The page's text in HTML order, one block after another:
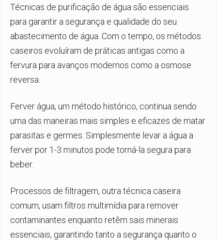
Técnicas de purificação de água são essenciais
para garantir a segurança e qualidade do seu
abastecimento de água. Com o tempo, os métodos
caseiros evoluíram de práticas antigas como a
fervura para avanços modernos como a osmose
reversa.
Ferver água, um método histórico, continua sendo
uma das maneiras mais simples e eficazes de matar
parasitas e germes. Simplesmente levar a água a
ferver por 1-3 minutos pode torná-la segura para
beber.
Processos de filtragem, outra técnica caseira
comum, usam filtros multimídia para remover
contaminantes enquanto retêm sais minerais
essenciais, garantindo tanto a segurança quanto o